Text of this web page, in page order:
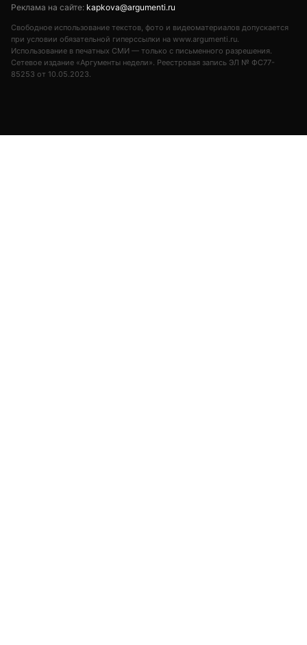
Реклама на сайте: kapkova@argumenti.ru
Свободное использование текстов, фото и видеоматериалов допускается
при условии обязательной гиперссылки на www.argumenti.ru.
Использование в печатных СМИ — только с письменного разрешения.
Сетевое издание «Аргументы недели». Реестровая запись ЭЛ № ФС77-
85253 от 10.05.2023.